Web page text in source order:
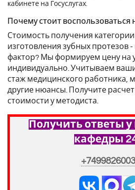
кабинете на Госуслугах.
Почему стоит
Стоимость получения
изготовления зубных протезов
фактор? Мы формируем цену на
индивидуально. Учитываем
стаж медицинского работника,
другие нюансы. Получите
стоимости у методиста.
Получить ответы
кафедры